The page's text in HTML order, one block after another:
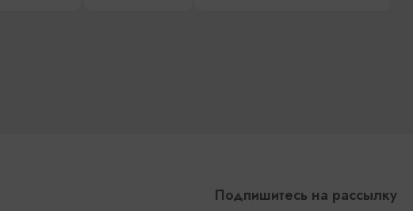
Подпишитесь на рассылку